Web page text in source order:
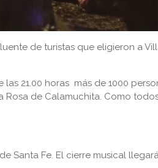
de turistas que eligieron a
21.00 horas más de 1000
Rosa de Calamuchita. Como
Santa Fe. El cierre musical